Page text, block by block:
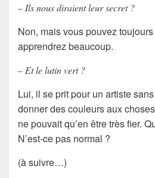
– Ils nous diraient leur secret ?
Non, mais vous pouvez
apprendrez beaucoup.
– Et le lutin vert ?
Lui, il se prit pour un artiste
donner des couleurs aux
ne pouvait qu’en être très fier.
N’est-ce pas normal ?
(à suivre…)